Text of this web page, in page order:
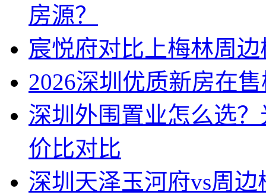
房源？
宸悦府对比上梅林周
2026深圳优质新房在
深圳外围置业怎么选
价比对比
深圳天泽玉河府vs周